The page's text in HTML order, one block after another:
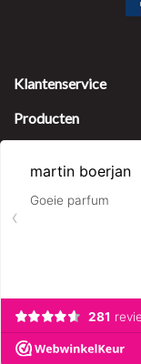
Klantenservice
Producten